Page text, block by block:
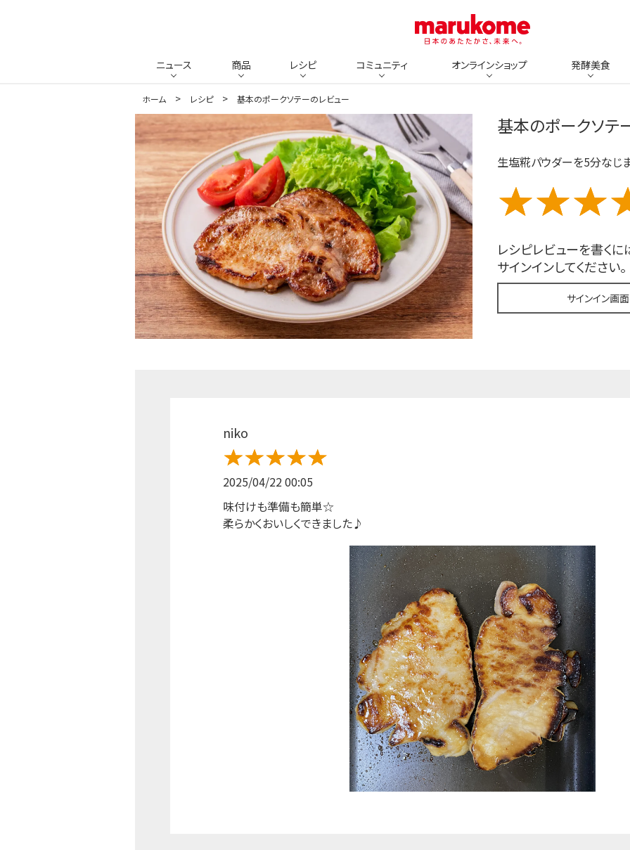
ニュース 商品 レシピ コミュニティ オンラインショップ 発酵美食
ホーム レシピ 基本のポークソテーのレビュー
基本のポークソテ
生塩糀パウダーを5分なじ
レシピレビューを書くに
サインインしてください。
サインイン画
niko
2025/04/22 00:05
味付けも準備も簡単☆
柔らかくおいしくできました♪